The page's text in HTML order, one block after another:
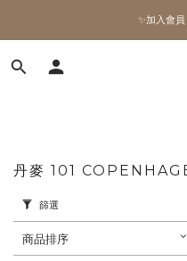
✨加入會
✨加入會
全
丹麥 101
篩選
商品排序